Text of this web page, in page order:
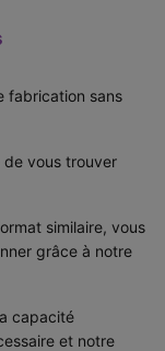
fabrication sans
de vous trouver
similaire, vous
grâce à notre
capacité
et notre